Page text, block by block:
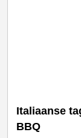
Italiaanse
BBQ